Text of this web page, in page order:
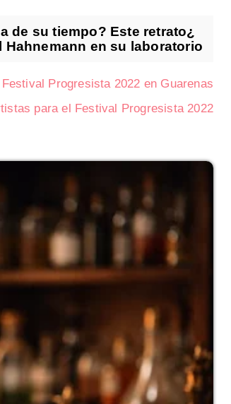
de su tiempo? Este retrato
en su laboratorio. ...
Festival Progresista 2022 en Guarenas
para el Festival Progresista 2022